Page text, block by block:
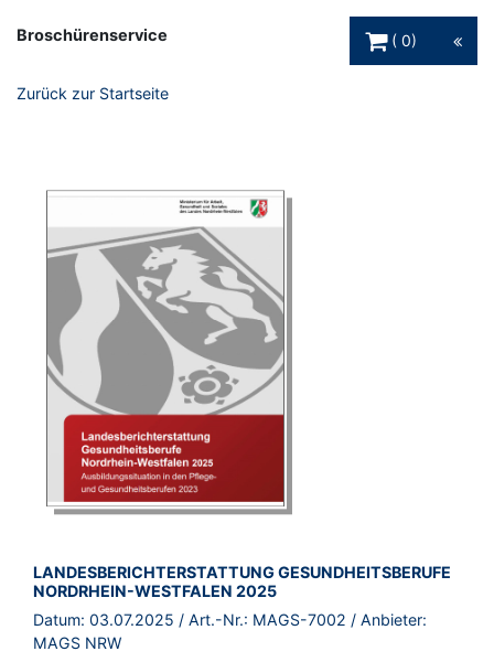
Broschürenservice
0
Zurück zur Startseite
BROSCHÜRE:
LANDESBERICHTERSTATTUNG GESUNDHEITSBERUFE
NORDRHEIN-WESTFALEN 2025
Datum: 03.07.2025 / Art.-Nr.: MAGS-7002 / Anbieter:
MAGS NRW